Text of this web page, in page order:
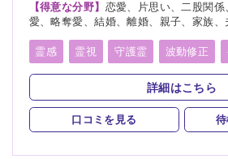
【得意な分野】 恋愛、片思い、二股関
愛、略奪愛、結婚、離婚、親子、家族
霊感
霊視 守護霊 波動修正
詳細はこちら
口コミを見る